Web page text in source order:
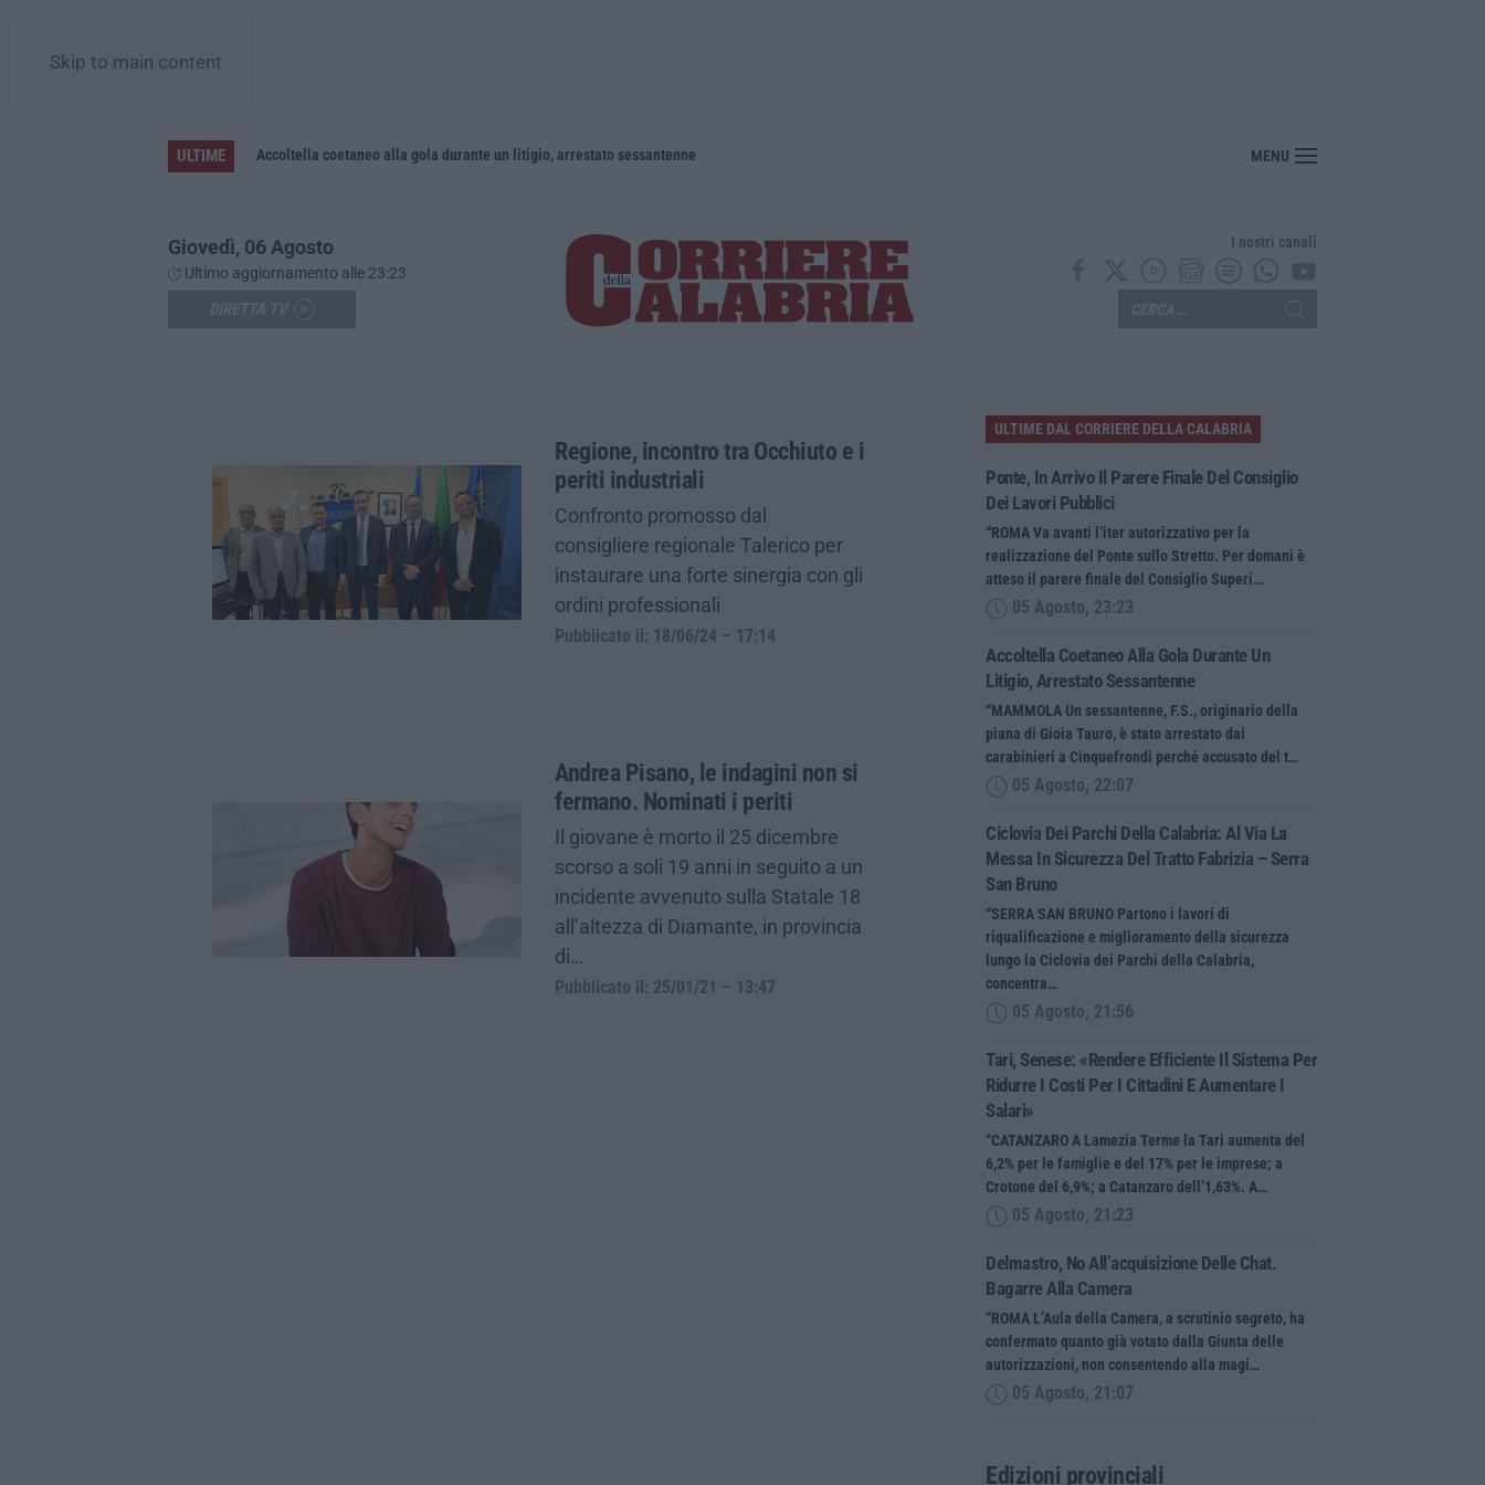
Skip to main content
ULTIME Accoltella coetaneo alla gola durante un litigio, arrestato sessantenne MENU
Giovedì, 06 Agosto
Ultimo aggiornamento alle 23:23
I nostri canali
Regione, incontro tra Occhiuto e i
periti industriali
Confronto promosso dal
consigliere regionale Talerico per
instaurare una forte sinergia con gli
ordini professionali
Pubblicato il: 18/06/24 – 17:14
Andrea Pisano, le indagini non si
fermano. Nominati i periti
Il giovane è morto il 25 dicembre
scorso a soli 19 anni in seguito a un
incidente avvenuto sulla Statale 18
all’altezza di Diamante, in provincia
di…
Pubblicato il: 25/01/21 – 13:47
ULTIME DAL CORRIERE DELLA CALABRIA
Ponte, In Arrivo Il Parere Finale Del Consiglio
Dei Lavori Pubblici
“ROMA Va avanti l’iter autorizzativo per la
realizzazione del Ponte sullo Stretto. Per domani è
atteso il parere finale del Consiglio Superi…
05 Agosto, 23:23
Accoltella Coetaneo Alla Gola Durante Un
Litigio, Arrestato Sessantenne
“MAMMOLA Un sessantenne, F.S., originario della
piana di Gioia Tauro, è stato arrestato dai
carabinieri a Cinquefrondi perché accusato del t…
05 Agosto, 22:07
Ciclovia Dei Parchi Della Calabria: Al Via La
Messa In Sicurezza Del Tratto Fabrizia – Serra
San Bruno
“SERRA SAN BRUNO Partono i lavori di
riqualificazione e miglioramento della sicurezza
lungo la Ciclovia dei Parchi della Calabria,
concentra…
05 Agosto, 21:56
Tari, Senese: «Rendere Efficiente Il Sistema Per
Ridurre I Costi Per I Cittadini E Aumentare I
Salari»
“CATANZARO A Lamezia Terme la Tari aumenta del
6,2% per le famiglie e del 17% per le imprese; a
Crotone del 6,9%; a Catanzaro dell’1,63%. A…
05 Agosto, 21:23
Delmastro, No All’acquisizione Delle Chat.
Bagarre Alla Camera
“ROMA L’Aula della Camera, a scrutinio segreto, ha
confermato quanto già votato dalla Giunta delle
autorizzazioni, non consentendo alla magi…
05 Agosto, 21:07
Edizioni provinciali